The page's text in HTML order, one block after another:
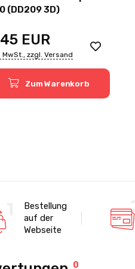
(DD209 3D)
EUR
MwSt., zzgl. Versand
Zum Warenkorb
Bestellung
auf der
Webseite
0